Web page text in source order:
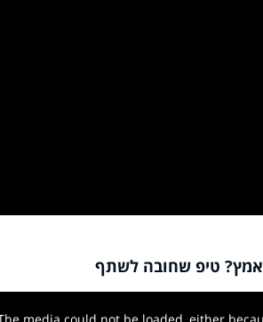
טיפ שחובה לשתף
media could not be loaded, either